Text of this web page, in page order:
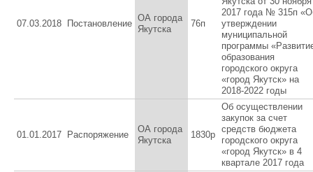
07.03.2018 Постановление
ОА города
Якутска
76п
2017 года № 315п
утверждении
муниципальной
программы
образования
городского округа
«город Якутск» на
2018-2022 годы
01.01.2017 Распоряжение
ОА города
Якутска
1830р
Об осуществлении
закупок за счет
средств бюджета
городского округа
«город Якутск» в 4
квартале 2017 года